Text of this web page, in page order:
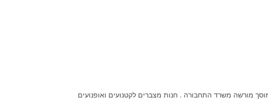
מורשה משרד התחבורה . חנות מצברים לקטנועים ואופנועים